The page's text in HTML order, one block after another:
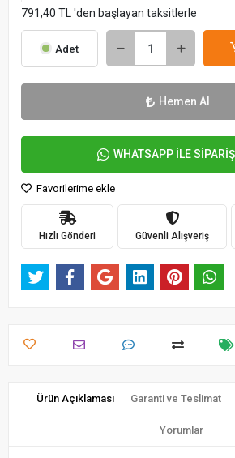
791,40 TL 'den başlayan taksitlerle
Adet
Hemen Al
WHATSAPP İLE
Favorilerime ekle
Hızlı Gönderi Güvenli Alışveriş
Ürün Açıklaması Garanti ve Teslimat
Yorumlar